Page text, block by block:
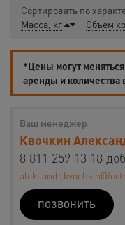
Сортировать по
Масса, кг
Объем
*Цены могут
аренды и количества
Ваш менеджер
Квочкин
8 811 259 13 18
ПОЗВОНИТЬ